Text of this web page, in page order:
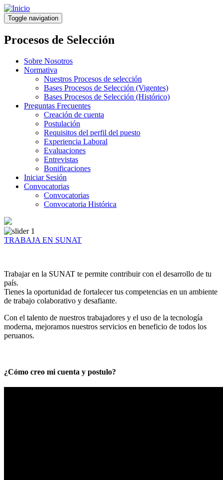
Pasar
al
contenido
principal
Toggle navigation
Procesos de Selección
Sobre Nosotros
Normativa
Nuestros Procesos de selección
Bases Procesos de Selección (Vigentes)
Bases Procesos de Selección (Histórico)
Preguntas Frecuentes
Creación de cuenta
Postulación
Requisitos del perfil del puesto
Experiencia Laboral
Evaluaciones
Entrevistas
Bonificaciones
Iniciar Sesión
Convocatorias
Convocatorias
Convocatoria Histórica
TRABAJA EN SUNAT
Trabajar en la SUNAT te permite contribuir con el desarrollo de tu
país.
Tienes la oportunidad de fortalecer tus competencias en un ambiente
de trabajo colaborativo y desafiante.
Con el talento de nuestros trabajadores y el uso de la tecnología
moderna, mejoramos nuestros servicios en beneficio de todos los
peruanos.
¿Cómo creo mi cuenta y postulo?